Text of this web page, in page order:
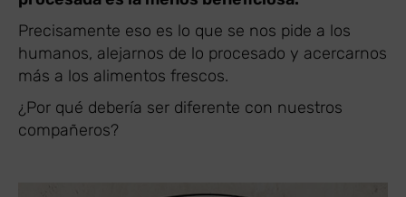
Precisamente eso es lo que se nos pide a los
humanos, alejarnos de lo procesado y acercarnos
más a los alimentos frescos.
¿Por qué debería ser diferente con nuestros
compañeros?